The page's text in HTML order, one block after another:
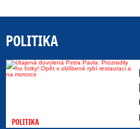
POLITIKA
POLITIKA